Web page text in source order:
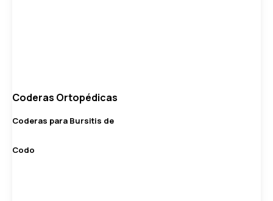
Coderas Ortopédicas
Coderas para Bursitis de
Codo